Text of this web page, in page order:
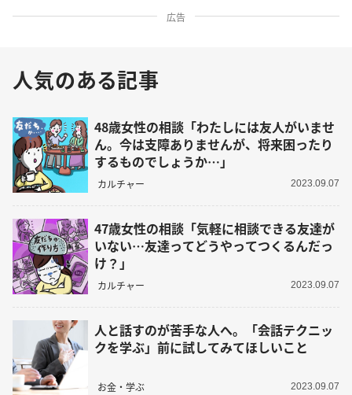
広告
人気のある記事
48歳女性の相談「わたしには友人がいませ
ん。今は支障ありませんが、将来困ったり
するものでしょうか…」
カルチャー 2023.09.07
47歳女性の相談「気軽に相談できる友達が
いない…友達ってどうやってつくるんだっ
け？」
カルチャー 2023.09.07
人と話すのが苦手な人へ。「会話テクニッ
クを学ぶ」前に試してみてほしいこと
お金・学ぶ 2023.09.07